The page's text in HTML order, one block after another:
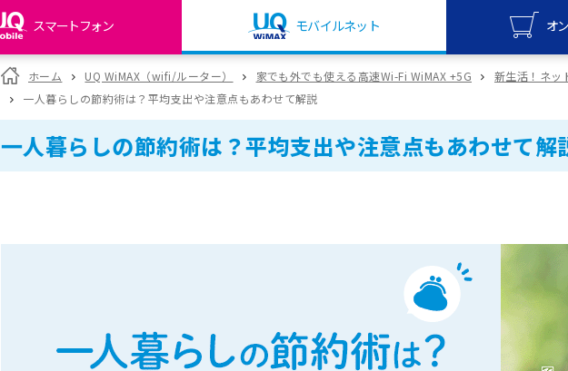
スマートフォン モバイルネット オ
my UQ WiMAX
UQ WiMAX ご契約の方
My UQ mobile
UQ mobile ご契約の方
UQ
UQ
オンラ
ホーム UQ WiMAX（wifi/ルーター） 家でも外でも使える高速Wi-Fi WiMAX +5G
新生活！ネッ
一人暮らしの節約術は？平均支出や注意点もあわせて解説
一人暮らしの節約術は？平均支出や注意点もあわせて解